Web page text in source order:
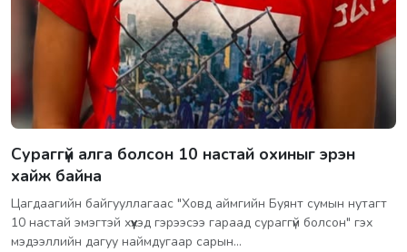
Сураггүй алга болсон 10 настай охиныг эрэн
хайж байна
Цагдаагийн байгууллагаас "Ховд аймгийн Буянт сумын нутагт
10 настай эмэгтэй хүүхэд гэрээсээ гараад сураггүй болсон" гэх
мэдээллийн дагуу наймдугаар сарын…